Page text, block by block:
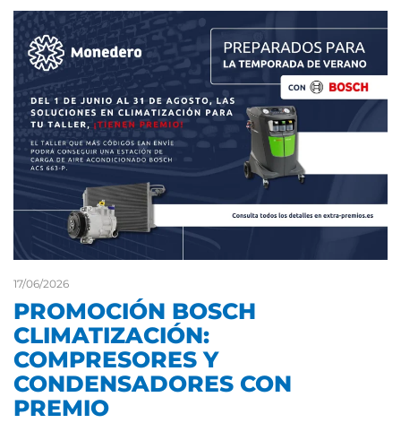
17/06/2026
PROMOCIÓN BOSCH
CLIMATIZACIÓN:
COMPRESORES Y
CONDENSADORES CON
PREMIO